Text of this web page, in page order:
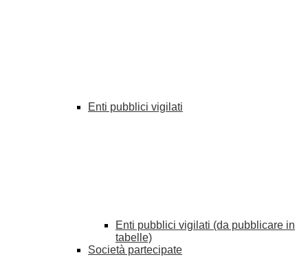
Enti pubblici vigilati
Enti pubblici vigilati (da pubblicare in
tabelle)
Società partecipate